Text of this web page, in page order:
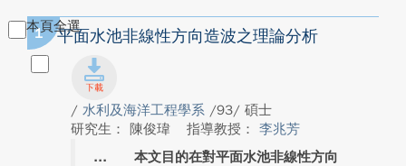
本頁全選
1 平面水池非線性方向造波之理論分析
/ 水利及海洋工程學系 /93/ 碩士
研究生： 陳俊瑋
指導教授： 李兆芳
本文目的在對平面水池非線性方向